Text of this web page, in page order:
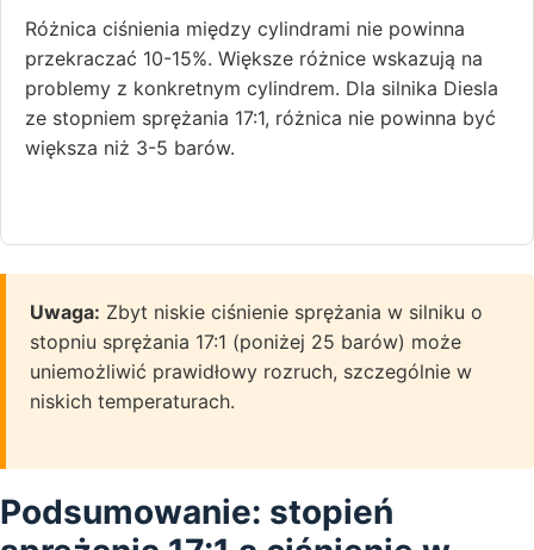
Różnica ciśnienia między cylindrami nie powinna
przekraczać 10-15%. Większe różnice wskazują na
problemy z konkretnym cylindrem. Dla silnika Diesla
ze stopniem sprężania 17:1, różnica nie powinna być
większa niż 3-5 barów.
Uwaga: Zbyt niskie ciśnienie sprężania w silniku o
stopniu sprężania 17:1 (poniżej 25 barów) może
uniemożliwić prawidłowy rozruch, szczególnie w
niskich temperaturach.
Podsumowanie: stopień